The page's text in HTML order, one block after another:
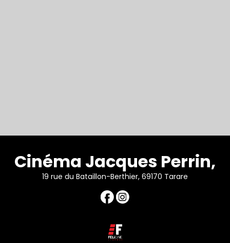
Cinéma Jacques Perrin,
19 rue du Bataillon-Berthier, 69170 Tarare